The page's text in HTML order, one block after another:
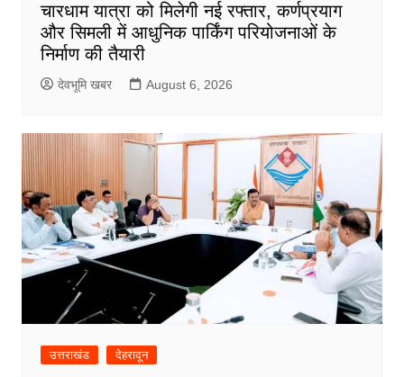
चारधाम यात्रा को मिलेगी नई रफ्तार, कर्णप्रयाग
और सिमली में आधुनिक पार्किंग परियोजनाओं के
निर्माण की तैयारी
देवभूमि खबर August 6, 2026
उत्तराखंड देहरादून